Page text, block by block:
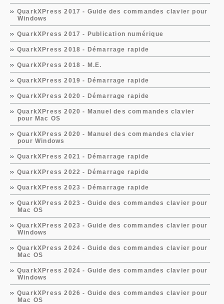
QuarkXPress 2017 - Guide des commandes clavier pour
Windows
QuarkXPress 2017 - Publication numérique
QuarkXPress 2018 - Démarrage rapide
QuarkXPress 2018 - M.E.
QuarkXPress 2019 - Démarrage rapide
QuarkXPress 2020 - Démarrage rapide
QuarkXPress 2020 - Manuel des commandes clavier
pour Mac OS
QuarkXPress 2020 - Manuel des commandes clavier
pour Windows
QuarkXPress 2021 - Démarrage rapide
QuarkXPress 2022 - Démarrage rapide
QuarkXPress 2023 - Démarrage rapide
QuarkXPress 2023 - Guide des commandes clavier pour
Mac OS
QuarkXPress 2023 - Guide des commandes clavier pour
Windows
QuarkXPress 2024 - Guide des commandes clavier pour
Mac OS
QuarkXPress 2024 - Guide des commandes clavier pour
Windows
QuarkXPress 2026 - Guide des commandes clavier pour
Mac OS